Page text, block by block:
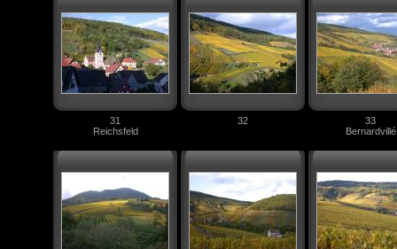
31
Reichsfeld
32
33
Bernardvillé